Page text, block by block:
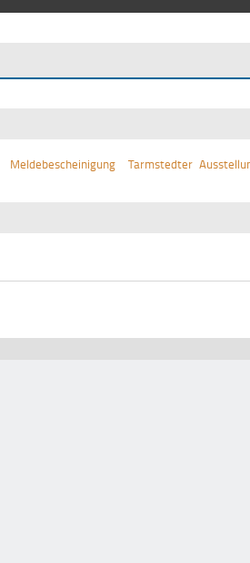
Meldebescheinigung Tarmstedter